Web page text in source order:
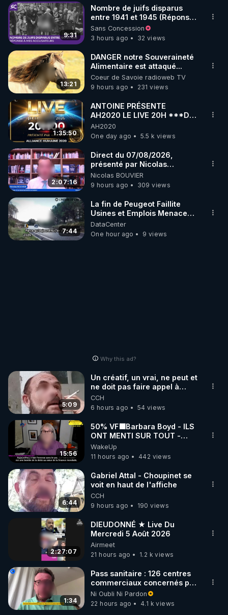
▶ 30 jours gratuit sur l’application de méditation et
de bien-être ENVOL :
Rendez-vous sur https://www.envol.app/code
le code : REGENERE
9:31
Nombre de juifs disparus
entre 1941 et 1945 (Réponse
à mes accusateurs)
Sans Concession
3 hours ago
32 views
13:21
DANGER notre Souveraineté
Alimentaire est attaqué...
Coeur de Savoie radioweb TV
9 hours ago
231 views
1:35:50
ANTOINE PRÉSENTE
AH2020 LE LIVE 20H ***DU
06/08/2026***
AH2020
One day ago
5.5 k views
2:07:16
Direct du 07/08/2026,
présenté par Nicolas
BOUVIER
Nicolas BOUVIER
9 hours ago
309 views
7:44
La fin de Peugeot Faillite
Usines et Emplois Menacees
- L'heure de l'auto
DataCenter
One hour ago
9 views
Why this ad?
5:09
Un créatif, un vrai, ne peut et
ne doit pas faire appel à
l'intelligence artificielle
CCH
6 hours ago
54 views
15:56
50% VF🟩Barbara Boyd - ILS
ONT MENTI SUR TOUT -
Jocelyne Traduction
WakeUp
11 hours ago
442 views
6:44
Gabriel Attal - Choupinet se
voit en haut de l'affiche
CCH
9 hours ago
190 views
2:27:07
DIEUDONNÉ ★ Live Du
Mercredi 5 Août 2026
Airmeet
21 hours ago
1.2 k views
1:34
Pass sanitaire : 126 centres
commerciaux concernés par
l'obligation dans toute la
France
Ni Oubli Ni Pardon
22 hours ago
4.1 k views